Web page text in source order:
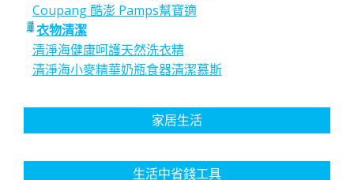
Coupang 酷澎 Pamps幫寶適
衣物清潔
清淨海健康呵護天然洗衣精
清淨海小麥精華奶瓶食器清潔慕斯
家居生活
生活中省錢工具